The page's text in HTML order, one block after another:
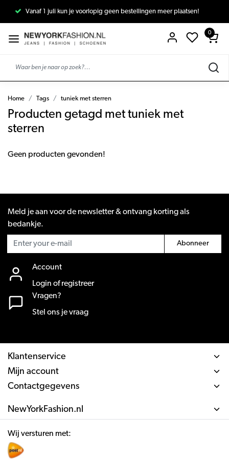
Vanaf 1 juli kun je voorlopig geen bestellingen meer plaatsen!
0
Home Tags tuniek met sterren
Producten getagd met tuniek met
sterren
Geen producten gevonden!
Meld je aan voor de newsletter & ontvang korting als
bedankje.
Abonneer
Account
Login of registreer
Vragen?
Stel ons je vraag
Klantenservice
Mijn account
Contactgegevens
NewYorkFashion.nl
Wij versturen met: